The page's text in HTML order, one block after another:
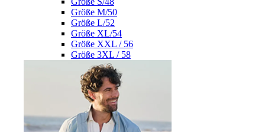
Größe M/50
Größe L/52
Größe XL/54
Größe XXL / 56
Größe 3XL / 58